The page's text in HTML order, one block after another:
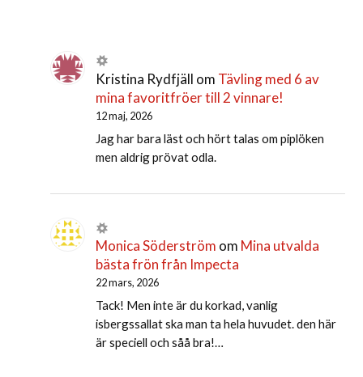
Kristina Rydfjäll om Tävling med 6 av
mina favoritfröer till 2 vinnare!
12 maj, 2026
Jag har bara läst och hört talas om piplöken
men aldrig prövat odla.
Monica Söderström om Mina utvalda
bästa frön från Impecta
22 mars, 2026
Tack! Men inte är du korkad, vanlig
isbergssallat ska man ta hela huvudet. den här
är speciell och såå bra!…